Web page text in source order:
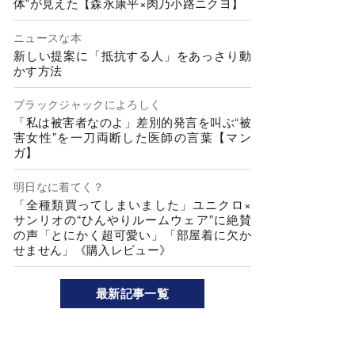
ニュースな本
新しい提案に「抵抗する人」をあっさり動
かす方法
ブラックジャックによろしく
「私は被害者なのよ」差別的発言を叫ぶ“被
害女性”を一刀両断した医師の言葉【マン
ガ】
明日なに着てく？
「全種類買ってしまいました」ユニクロ×
サンリオの“ひんやりルームウェア”に絶賛
の声「とにかく超可愛い」「部屋着に欠か
せません」《購入レビュー》
最新記事一覧